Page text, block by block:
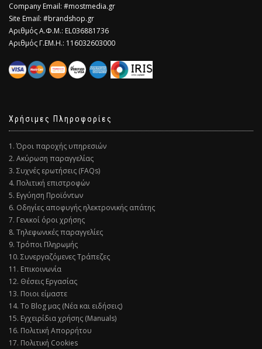
Company Email: #mostmedia.gr
Site Email: #brandshop.gr
Αριθμός Α.Φ.Μ.: EL036881736
Αριθμός Γ.ΕΜ.Η.: 116032603000
Χρήσιμες Πληροφορίες
1. Όροι παροχής υπηρεσιών
2. Ακύρωση παραγγελίας
3. Συχνές ερωτήσεις (FAQs)
4. Πολιτική επιστροφών
5. Εγγύηση Προϊόντων
6. Οδηγίες αποφυγής ηλεκτρονικής απάτης
7. Γενικοί όροι χρήσης
8. Τηλεφωνικές παραγγελίες
9. Τρόποι Πληρωμής
10. Συνεργαζόμενες Τράπεζες
11. Επικοινωνία
12. Θέσεις Εργασίας
13. Ποιοι είμαστε
14. Το Blog μας (Νέα και ειδήσεις)
15. Εγχειρίδια χρήσης (Manuals)
16. Πολιτική Απορρήτου
17. Πολιτική Cookies